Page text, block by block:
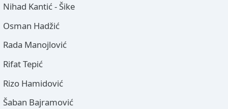
Nihad Kantić - Šike
Osman Hadžić
Rada Manojlović
Rifat Tepić
Rizo Hamidović
Šaban Bajramović